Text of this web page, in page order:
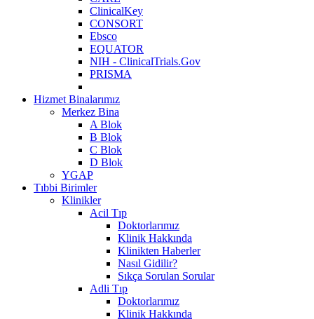
ClinicalKey
CONSORT
Ebsco
EQUATOR
NIH - ClinicalTrials.Gov
PRISMA
Hizmet Binalarımız
Merkez Bina
A Blok
B Blok
C Blok
D Blok
YGAP
Tıbbi Birimler
Klinikler
Acil Tıp
Doktorlarımız
Klinik Hakkında
Klinikten Haberler
Nasıl Gidilir?
Sıkça Sorulan Sorular
Adli Tıp
Doktorlarımız
Klinik Hakkında